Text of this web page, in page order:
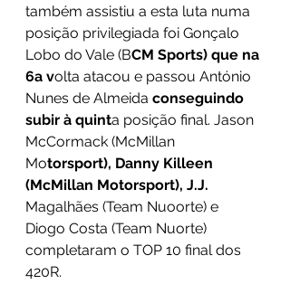
também assistiu a esta luta numa
posição privilegiada foi Gonçalo
Lobo do Vale (BCM Sports) que na
6a volta atacou e passou António
Nunes de Almeida conseguindo
subir à quinta posição final. Jason
McCormack (McMillan
Motorsport), Danny Killeen
(McMillan Motorsport), J.J.
Magalhães (Team Nuoorte) e
Diogo Costa (Team Nuorte)
completaram o TOP 10 final dos
420R.